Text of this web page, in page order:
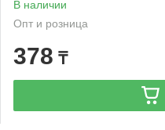
В наличии
Опт и розница
378 ₸